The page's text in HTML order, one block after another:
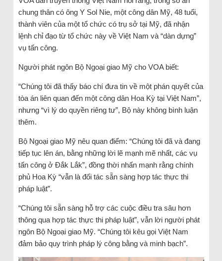
chung thân có ông Y Sol Nie, một công dân Mỹ, 48 tuổi,
thành viên của một tổ chức có trụ sở tại Mỹ, đã nhận
lệnh chỉ đạo từ tổ chức này về Việt Nam và “dàn dựng”
vụ tấn công.
Người phát ngôn Bộ Ngoại giao Mỹ cho VOA biết:
“Chúng tôi đã thấy báo chí đưa tin về một phán quyết của
tòa án liên quan đến một công dân Hoa Kỳ tại Việt Nam”,
nhưng “vì lý do quyền riêng tư”, Bộ này không bình luận
thêm.
Bộ Ngoại giao Mỹ nêu quan điểm: “Chúng tôi đã và đang
tiếp tục lên án, bằng những lời lẽ mạnh mẽ nhất, các vụ
tấn công ở Đắk Lắk”, đồng thời nhấn mạnh rằng chính
phủ Hoa Kỳ “vẫn là đối tác sẵn sàng hợp tác thực thi
pháp luật”.
“Chúng tôi sẵn sàng hỗ trợ các cuộc điều tra sâu hơn
thông qua hợp tác thực thi pháp luật”, vẫn lời người phát
ngôn Bộ Ngoại giao Mỹ. “Chúng tôi kêu gọi Việt Nam
đảm bảo quy trình pháp lý công bằng và minh bạch”.